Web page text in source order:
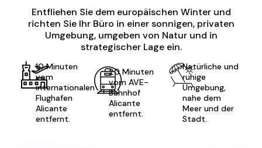
Entfliehen Sie dem europäischen Winter und
richten Sie Ihr Büro in einer sonnigen, privaten
Umgebung, umgeben von Natur und in
strategischer Lage ein.
10 Minuten
vom
internationalen
Flughafen
Alicante
entfernt.
20 Minuten
vom AVE-
Bahnhof
Alicante
entfernt.
Natürliche und
ruhige
Umgebung,
nahe dem
Meer und der
Stadt.